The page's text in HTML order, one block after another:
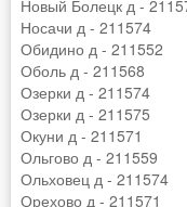
Новый Болецк д -
Носачи д - 211574
Обидино д - 211552
Оболь д - 211568
Озерки д - 211574
Озерки д - 211575
Окуни д - 211571
Ольгово д - 211559
Ольховец д - 211574
Орехово д - 211571